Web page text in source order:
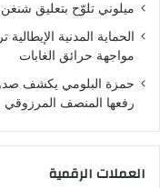
ميلوني تلوّح بتعليق
الحماية المدنية
مواجهة حرائق الغابات
حمزة البلومي يكشف
رفعها المنصف المرزوقي قبل 12
العملات الرقمية